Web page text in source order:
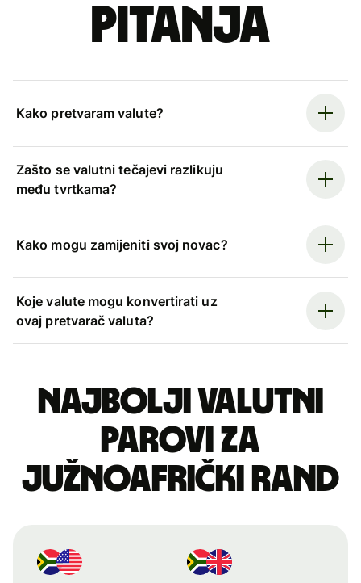
pitanja
Kako pretvaram valute?
Zašto se valutni tečajevi razlikuju
među tvrtkama?
Kako mogu zamijeniti svoj novac?
Koje valute mogu konvertirati uz
ovaj pretvarač valuta?
Najbolji valutni
parovi za
južnoafrički rand